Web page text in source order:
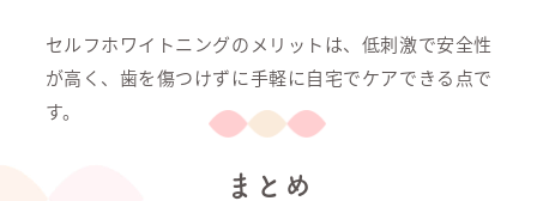
セルフホワイトニングのメリットは、低刺激で安全性
が高く、歯を傷つけずに手軽に自宅でケアできる点で
す。
まとめ